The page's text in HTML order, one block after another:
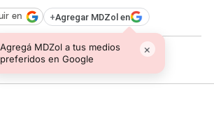
+Agregar MDZol en
Agregá MDZol a tus medios
preferidos en Google
×
en
Cambia Mendoza